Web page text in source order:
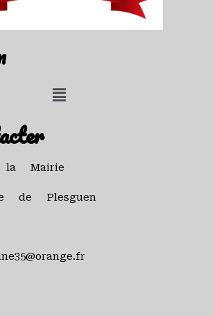
Mairie
de Plesguen